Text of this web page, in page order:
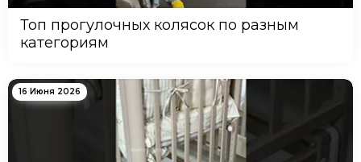
Топ прогулочных колясок по разным
категориям
16 Июня 2026